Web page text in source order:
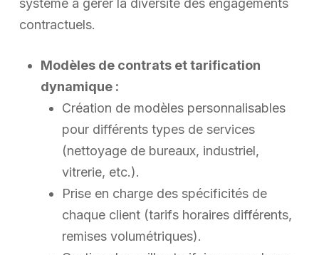
système à gérer la diversité des engagements
contractuels.
Modèles de contrats et tarification
dynamique :
Création de modèles personnalisables
pour différents types de services
(nettoyage de bureaux, industriel,
vitrerie, etc.).
Prise en charge des spécificités de
chaque client (tarifs horaires différents,
remises volumétriques).